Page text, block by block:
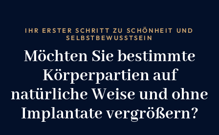
IHR ERSTER SCHRITT ZU SCHÖNHEIT UND
SELBSTBEWUSSTSEIN
Möchten Sie bestimmte
Körperpartien auf
natürliche Weise und ohne
Implantate vergrößern?